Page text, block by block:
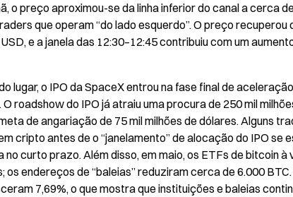
o preço aproximou-se da linha inferior do canal a cerca
que operam “do lado esquerdo”. O preço recuperou
e a janela das 12:30–12:45 contribuiu com um
lugar, o IPO da SpaceX entrou na fase final de
roadshow do IPO já atraiu uma procura de 250 mil
de angariação de 75 mil milhões de dólares. Alguns
cripto antes de o “janelamento” de alocação do IPO se
no curto prazo. Além disso, em maio, os ETFs de bitcoin
os endereços de “baleias” reduziram cerca de 6.000
7,69%, o que mostra que instituições e baleias